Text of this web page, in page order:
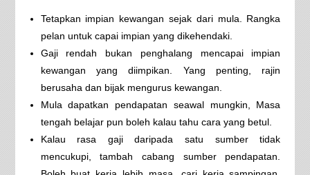
Tetapkan impian kewangan sejak dari mula. Rangka
pelan untuk capai impian yang dikehendaki.
Gaji rendah bukan penghalang mencapai impian
kewangan yang diimpikan. Yang penting, rajin
berusaha dan bijak mengurus kewangan.
Mula dapatkan pendapatan seawal mungkin, Masa
tengah belajar pun boleh kalau tahu cara yang betul.
Kalau rasa gaji daripada satu sumber tidak
mencukupi, tambah cabang sumber pendapatan.